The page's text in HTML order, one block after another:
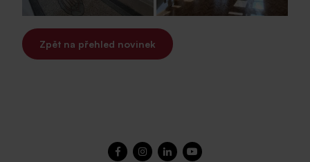
Zpět na přehled novinek